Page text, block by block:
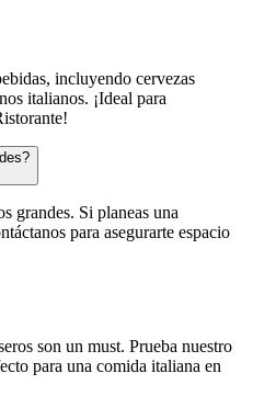
incluyendo cervezas
italianos. ¡Ideal para
grandes. Si planeas una
para asegurarte espacio
son un must. Prueba nuestro
para una comida italiana en